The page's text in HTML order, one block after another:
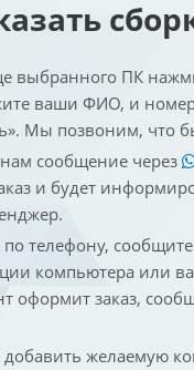
выбранного ПК
ваши ФИО, и
Мы позвоним, что
сообщение через
и будет
телефону,
компьютера или
оформит заказ,
желаемую